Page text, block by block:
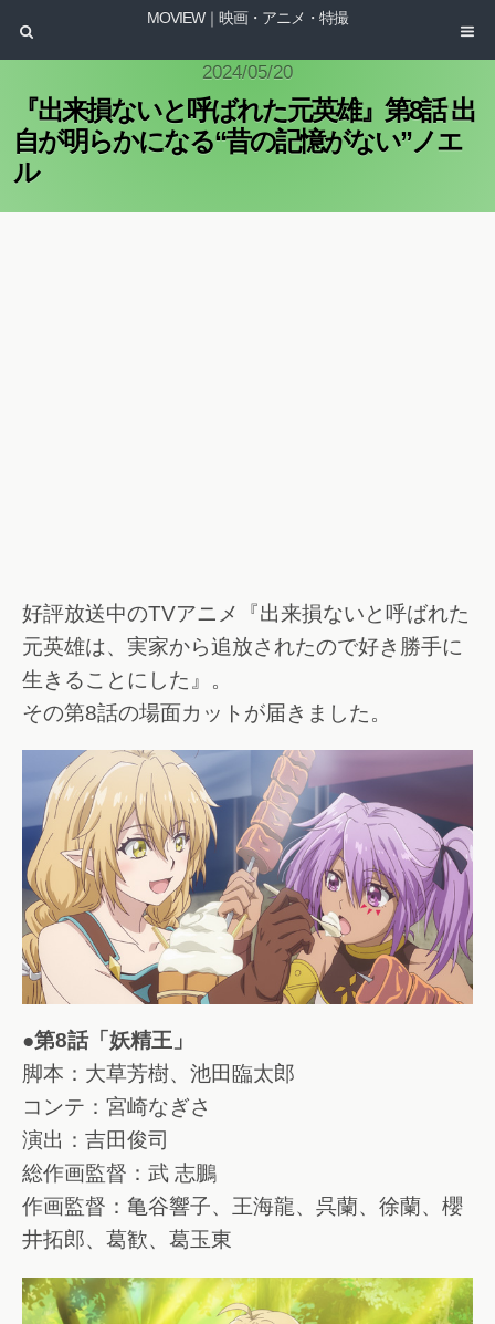
MOVIEW｜映画・アニメ・特撮
2024/05/20
『出来損ないと呼ばれた元英雄』第8話 出
自が明らかになる“昔の記憶がない”ノエ
ル
好評放送中のTVアニメ『出来損ないと呼ばれた
元英雄は、実家から追放されたので好き勝手に
生きることにした』。
その第8話の場面カットが届きました。
●第8話「妖精王」
脚本：大草芳樹、池田臨太郎
コンテ：宮崎なぎさ
演出：吉田俊司
総作画監督：武 志鵬
作画監督：亀谷響子、王海龍、呉蘭、徐蘭、櫻
井拓郎、葛歓、葛玉東